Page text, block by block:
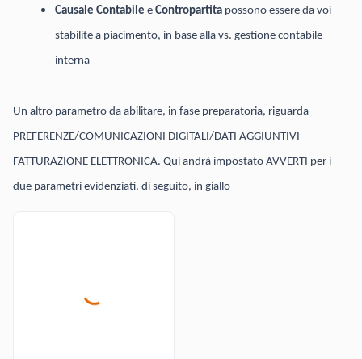
Causale Contabile e Contropartita possono essere da voi
stabilite a piacimento, in base alla vs. gestione contabile
interna
Un altro parametro da abilitare, in fase preparatoria, riguarda
PREFERENZE/COMUNICAZIONI DIGITALI/DATI AGGIUNTIVI
FATTURAZIONE ELETTRONICA. Qui andrà impostato AVVERTI per i
due parametri evidenziati, di seguito, in giallo